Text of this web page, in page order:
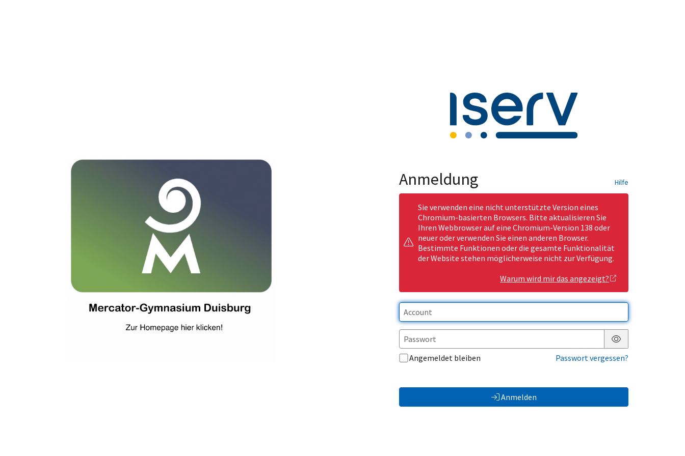
Anmeldung Hilfe
Sie verwenden eine nicht unterstützte Version eines
Chromium-basierten Browsers. Bitte aktualisieren Sie
Ihren Webbrowser auf eine Chromium-Version 138 oder
neuer oder verwenden Sie einen anderen Browser.
Bestimmte Funktionen oder die gesamte Funktionalität
der Website stehen möglicherweise nicht zur Verfügung.
Warum wird mir das angezeigt?
Passwort anzeigen
Angemeldet bleiben
Passwort vergessen?
Anmelden